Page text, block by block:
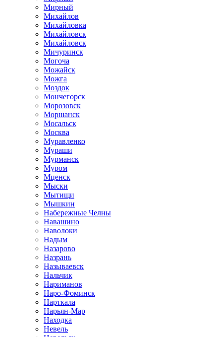
Мирный
Михайлов
Михайловка
Михайловск
Михайловск
Мичуринск
Могоча
Можайск
Можга
Моздок
Мончегорск
Морозовск
Моршанск
Мосальск
Москва
Муравленко
Мураши
Мурманск
Муром
Мценск
Мыски
Мытищи
Мышкин
Набережные Челны
Навашино
Наволоки
Надым
Назарово
Назрань
Называевск
Нальчик
Нариманов
Наро-Фоминск
Нарткала
Нарьян-Мар
Находка
Невель